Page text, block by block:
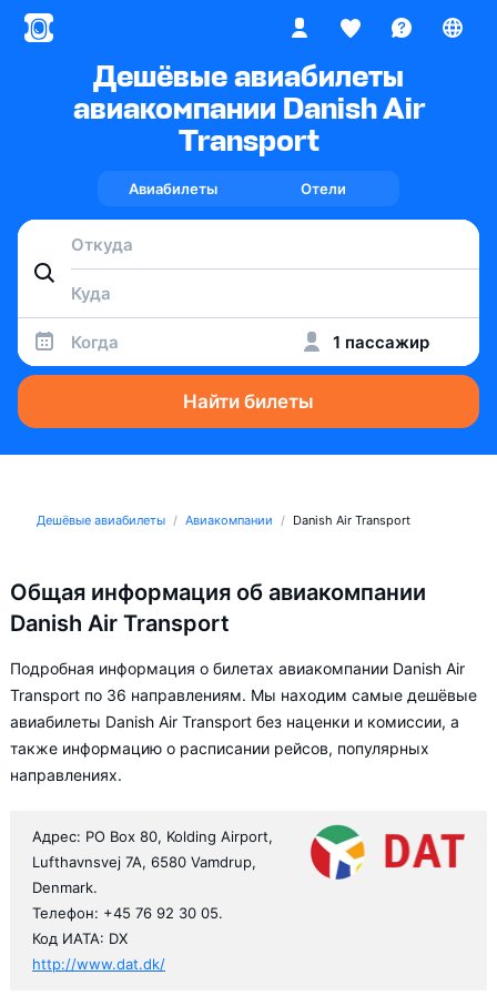
Дешёвые авиабилеты
авиакомпании Danish Air
Transport
Авиабилеты Отели
Когда 1 пассажир
Найти билеты
Дешёвые авиабилеты Авиакомпании Danish Air Transport
Общая информация об авиакомпании
Danish Air Transport
Подробная информация о билетах авиакомпании Danish Air
Transport по 36 направлениям. Мы находим самые дешёвые
авиабилеты Danish Air Transport без наценки и комиссии, а
также информацию о расписании рейсов, популярных
направлениях.
Адрес: PO Box 80, Kolding Airport,
Lufthavnsvej 7A, 6580 Vamdrup,
Denmark.
Телефон: +45 76 92 30 05.
Код ИАТА: DX
http://www.dat.dk/